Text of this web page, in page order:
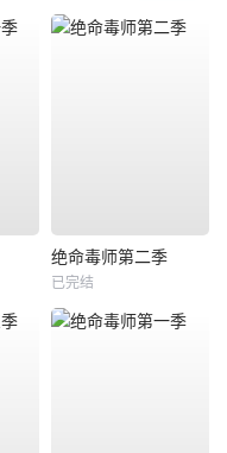
绝命毒师第二季
已完结